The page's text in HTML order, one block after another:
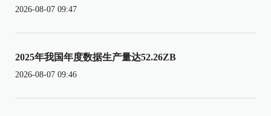
2026-08-07 09:47
2025年我国年度数据生产量达52.26ZB
2026-08-07 09:46